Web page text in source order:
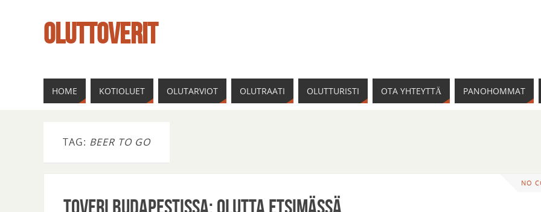
OLUTTOVERIT
HOME KOTIOLUET OLUTARVIOT OLUTRAATI OLUTTURISTI OTA YHTEYTTÄ PANOHOMMAT
TAG: BEER TO GO
NO
Toveri Budapestissa: Olutta etsimässä